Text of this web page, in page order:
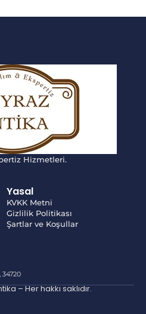
Hizmetleri.
Yasal
KVKK Metni
Gizlilik Politikası
Şartlar ve Koşullar
34720
– Her hakkı saklıdır.